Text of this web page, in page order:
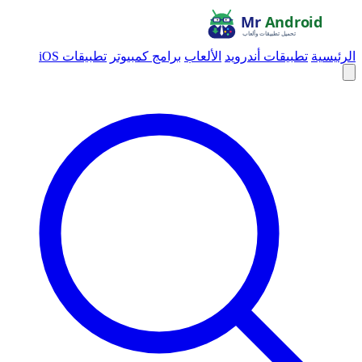
الرئيسية تطبيقات أندرويد الألعاب برامج كمبيوتر تطبيقات iOS